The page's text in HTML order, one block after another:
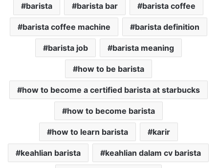
barista barista bar barista coffee
barista coffee machine barista definition
barista job barista meaning
how to be barista
how to become a certified barista at starbucks
how to become barista
how to learn barista karir
keahlian barista keahlian dalam cv barista